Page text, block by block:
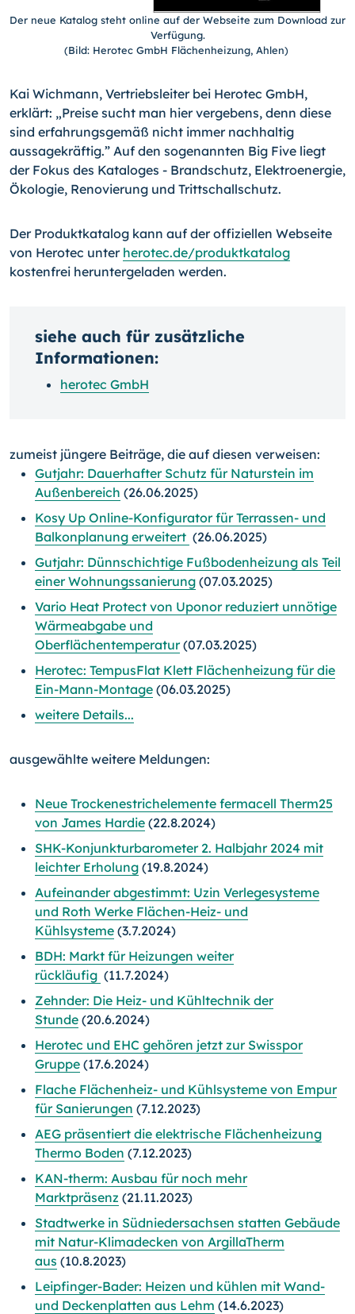
Der neue Katalog steht online auf der Webseite zum Download zur
Verfügung.
(Bild: Herotec GmbH Flächenheizung, Ahlen)
Kai Wichmann, Vertriebsleiter bei Herotec GmbH,
erklärt: „Preise sucht man hier vergebens, denn diese
sind erfahrungsgemäß nicht immer nachhaltig
aussagekräftig.” Auf den sogenannten Big Five liegt
der Fokus des Kataloges - Brandschutz, Elektroenergie,
Ökologie, Renovierung und Trittschallschutz.
Der Produktkatalog kann auf der offiziellen Webseite
von Herotec unter herotec.de/produktkatalog
kostenfrei heruntergeladen werden.
siehe auch für zusätzliche
Informationen:
herotec GmbH
zumeist jüngere Beiträge, die auf diesen verweisen:
Gutjahr: Dauerhafter Schutz für Naturstein im
Außenbereich (26.06.2025)
Kosy Up Online-Konfigurator für Terrassen- und
Balkonplanung erweitert (26.06.2025)
Gutjahr: Dünnschichtige Fußbodenheizung als Teil
einer Wohnungssanierung (07.03.2025)
Vario Heat Protect von Uponor reduziert unnötige
Wärmeabgabe und
Oberflächentemperatur(07.03.2025)
Herotec: TempusFlat Klett Flächenheizung für die
Ein-Mann-Montage (06.03.2025)
weitere Details...
ausgewählte weitere Meldungen:
Neue Trockenestrichelemente fermacell Therm25
von James Hardie (22.8.2024)
SHK-Konjunkturbarometer 2. Halbjahr 2024 mit
leichter Erholung (19.8.2024)
Aufeinander abgestimmt: Uzin Verlegesysteme
und Roth Werke Flächen-Heiz- und
Kühlsysteme (3.7.2024)
BDH: Markt für Heizungen weiter
rückläufig (11.7.2024)
Zehnder: Die Heiz- und Kühltechnik der
Stunde (20.6.2024)
Herotec und EHC gehören jetzt zur Swisspor
Gruppe (17.6.2024)
Flache Flächenheiz- und Kühlsysteme von Empur
für Sanierungen (7.12.2023)
AEG präsentiert die elektrische Flächenheizung
Thermo Boden (7.12.2023)
KAN-therm: Ausbau für noch mehr
Marktpräsenz (21.11.2023)
Stadtwerke in Südniedersachsen statten Gebäude
mit Natur-Klimadecken von ArgillaTherm
aus (10.8.2023)
Leipfinger-Bader: Heizen und kühlen mit Wand-
und Deckenplatten aus Lehm (14.6.2023)